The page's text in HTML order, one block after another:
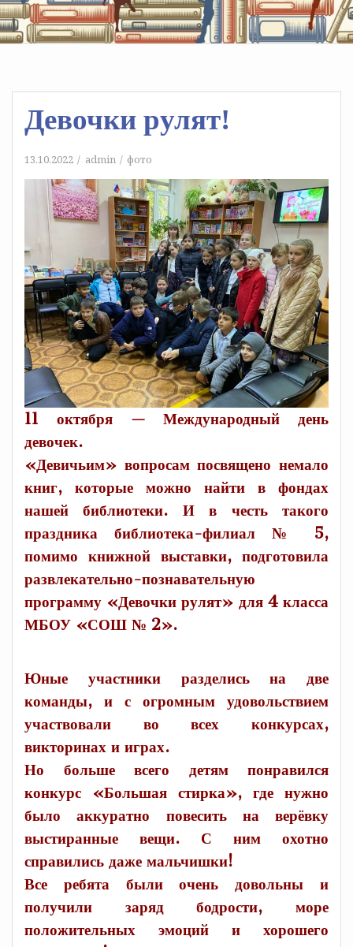
Девочки рулят!
13.10.2022 admin фото
11 октября — Международный день
девочек.
«Девичьим» вопросам посвящено немало
книг, которые можно найти в фондах
нашей библиотеки. И в честь такого
праздника библиотека-филиал № 5,
помимо книжной выставки, подготовила
развлекательно-познавательную
программу «Девочки рулят» для 4 класса
МБОУ «СОШ № 2».
Юные участники разделись на две
команды, и с огромным удовольствием
участвовали во всех конкурсах,
викторинах и играх.
Но больше всего детям понравился
конкурс «Большая стирка», где нужно
было аккуратно повесить на верёвку
выстиранные вещи. С ним охотно
справились даже мальчишки!
Все ребята были очень довольны и
получили заряд бодрости, море
положительных эмоций и хорошего